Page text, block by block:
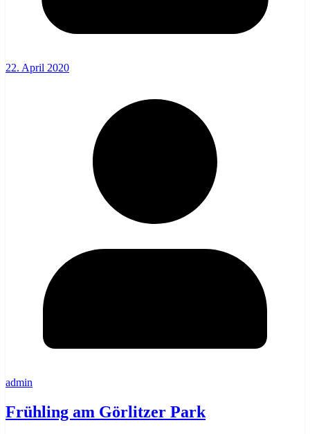
22. April 2020
admin
Frühling am Görlitzer Park